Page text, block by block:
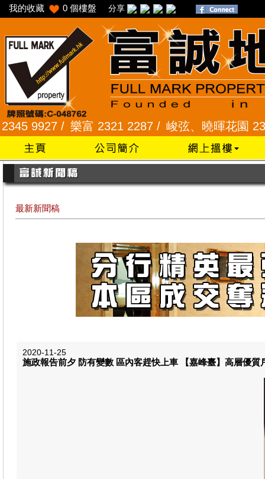
我的收藏 0 個樓盤 分享
樂富 2321 2287 / 峻弦、曉暉花園 2345 1286 /
最新新聞稿
2020-11-25
施政報告前夕 防有變數 區內客趕快上車 【嘉峰臺】高層優